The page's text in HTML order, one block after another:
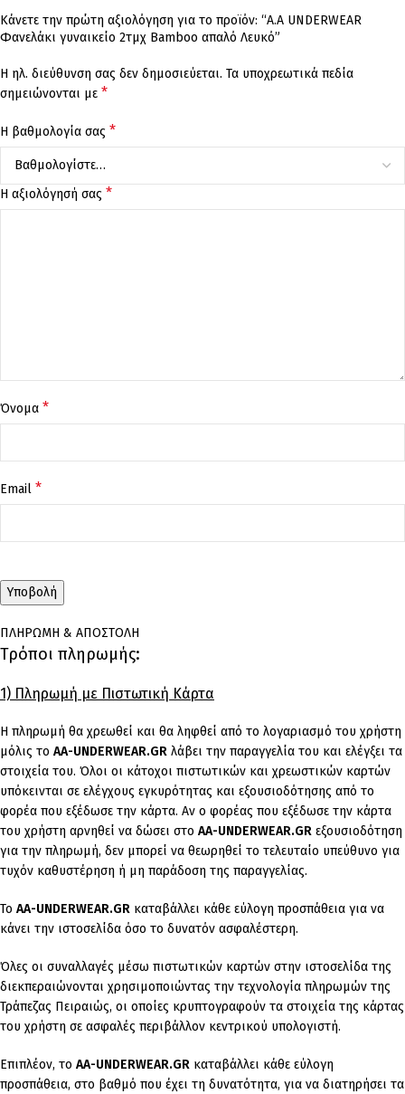
Κάνετε την πρώτη αξιολόγηση για το προϊόν: “Α.A UNDERWEAR
Φανελάκι γυναικείο 2τμχ Bamboo απαλό Λευκό”
Η ηλ. διεύθυνση σας δεν δημοσιεύεται. Τα υποχρεωτικά πεδία
σημειώνονται με *
Η βαθμολογία σας *
Η αξιολόγησή σας *
Όνομα *
Email *
ΠΛΗΡΩΜΗ & ΑΠΟΣΤΟΛΗ
Τρόποι πληρωμής:
1) Πληρωμή με Πιστωτική Κάρτα
Η πληρωμή θα χρεωθεί και θα ληφθεί από το λογαριασμό του χρήστη
μόλις το AA-UNDERWEAR.GR λάβει την παραγγελία του και ελέγξει τα
στοιχεία του. Όλοι οι κάτοχοι πιστωτικών και χρεωστικών καρτών
υπόκεινται σε ελέγχους εγκυρότητας και εξουσιοδότησης από το
φορέα που εξέδωσε την κάρτα. Αν ο φορέας που εξέδωσε την κάρτα
του χρήστη αρνηθεί να δώσει στο AA-UNDERWEAR.GR εξουσιοδότηση
για την πληρωμή, δεν μπορεί να θεωρηθεί το τελευταίο υπεύθυνο για
τυχόν καθυστέρηση ή μη παράδοση της παραγγελίας.
Το AA-UNDERWEAR.GR καταβάλλει κάθε εύλογη προσπάθεια για να
κάνει την ιστοσελίδα όσο το δυνατόν ασφαλέστερη.
Όλες οι συναλλαγές μέσω πιστωτικών καρτών στην ιστοσελίδα της
διεκπεραιώνονται χρησιμοποιώντας την τεχνολογία πληρωμών της
Τράπεζας Πειραιώς, οι οποίες κρυπτογραφούν τα στοιχεία της κάρτας
του χρήστη σε ασφαλές περιβάλλον κεντρικού υπολογιστή.
Επιπλέον, το AA-UNDERWEAR.GR καταβάλλει κάθε εύλογη
προσπάθεια, στο βαθμό που έχει τη δυνατότητα, για να διατηρήσει τα